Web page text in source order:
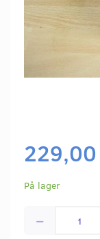
229,00
På lager